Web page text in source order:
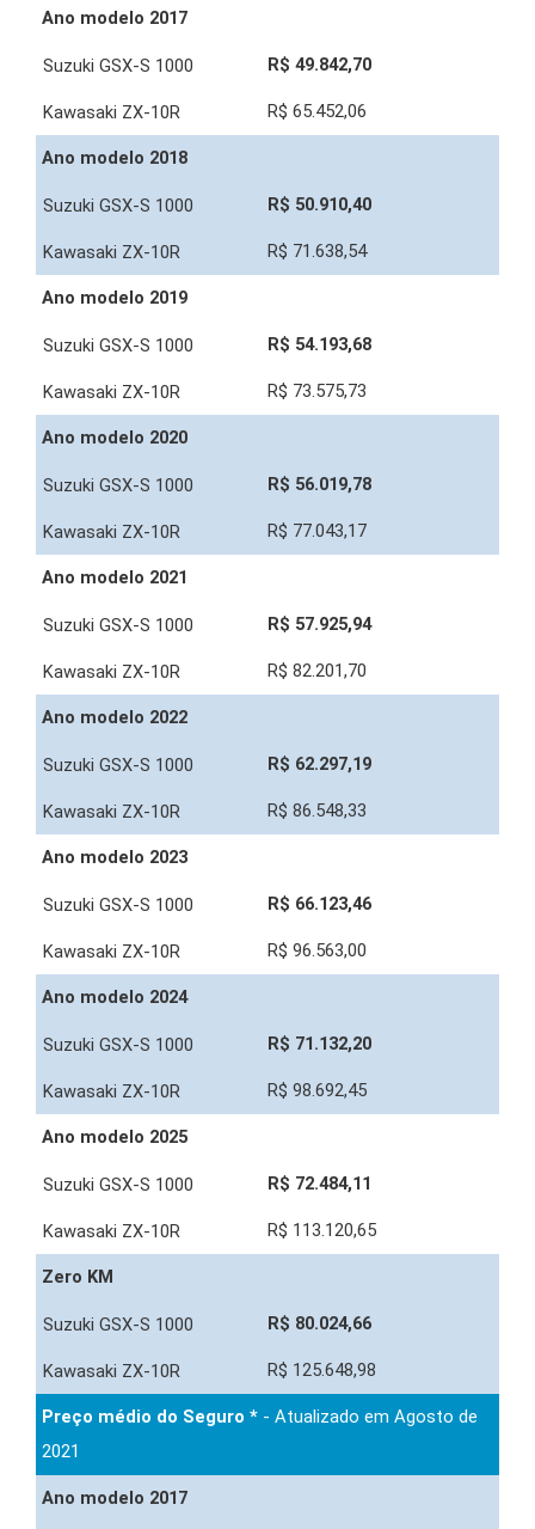
Ano modelo 2017
R$ 49.842,70
R$ 65.452,06
Ano modelo 2018
R$ 50.910,40
R$ 71.638,54
Ano modelo 2019
R$ 54.193,68
R$ 73.575,73
Ano modelo 2020
R$ 56.019,78
R$ 77.043,17
Ano modelo 2021
R$ 57.925,94
R$ 82.201,70
Ano modelo 2022
R$ 62.297,19
R$ 86.548,33
Ano modelo 2023
R$ 66.123,46
R$ 96.563,00
Ano modelo 2024
R$ 71.132,20
R$ 98.692,45
Ano modelo 2025
R$ 72.484,11
R$ 113.120,65
Zero KM
R$ 80.024,66
R$ 125.648,98
Preço médio do Seguro * - Atualizado em Agosto de
2021
Ano modelo 2017